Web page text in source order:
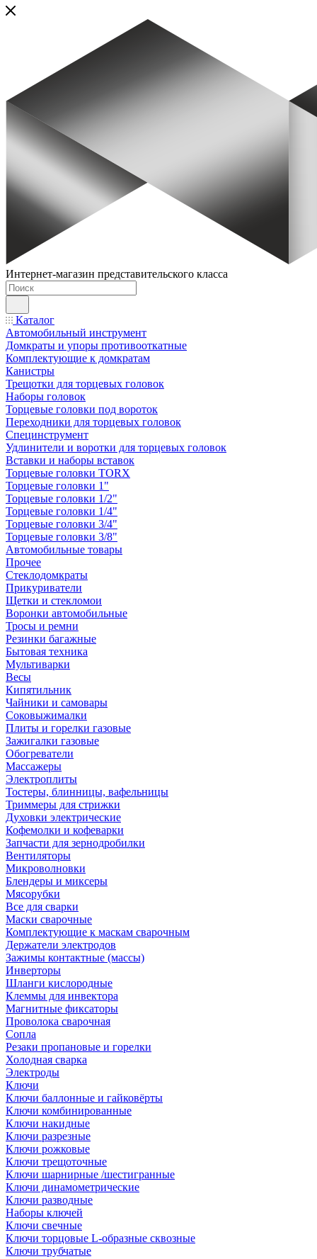
Интернет-магазин представительского класса
Каталог
Автомобильный инструмент
Домкраты и упоры противооткатные
Комплектующие к домкратам
Канистры
Трещотки для торцевых головок
Наборы головок
Торцевые головки под вороток
Переходники для торцевых головок
Специнструмент
Удлинители и воротки для торцевых головок
Вставки и наборы вставок
Торцевые головки TORX
Торцевые головки 1"
Торцевые головки 1/2"
Торцевые головки 1/4"
Торцевые головки 3/4"
Торцевые головки 3/8"
Автомобильные товары
Прочее
Стеклодомкраты
Прикуриватели
Щетки и стекломои
Воронки автомобильные
Тросы и ремни
Резинки багажные
Бытовая техника
Мультиварки
Весы
Кипятильник
Чайники и самовары
Соковыжималки
Плиты и горелки газовые
Зажигалки газовые
Обогреватели
Массажеры
Электроплиты
Тостеры, блинницы, вафельницы
Триммеры для стрижки
Духовки электрические
Кофемолки и кофеварки
Запчасти для зернодробилки
Вентиляторы
Микроволновки
Блендеры и миксеры
Мясорубки
Все для сварки
Маски сварочные
Комплектующие к маскам сварочным
Держатели электродов
Зажимы контактные (массы)
Инверторы
Шланги кислородные
Клеммы для инвектора
Магнитные фиксаторы
Проволока сварочная
Сопла
Резаки пропановые и горелки
Холодная сварка
Электроды
Ключи
Ключи баллонные и гайковёрты
Ключи комбинированные
Ключи накидные
Ключи разрезные
Ключи рожковые
Ключи трещоточные
Ключи шарнирные /шестигранные
Ключи динамометрические
Ключи разводные
Наборы ключей
Ключи свечные
Ключи торцовые L-образные сквозные
Ключи трубчатые